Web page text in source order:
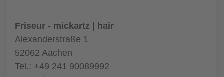
Friseur - mickartz | hair
Alexanderstraße 1
52062 Aachen
Tel.: +49 241 90089992